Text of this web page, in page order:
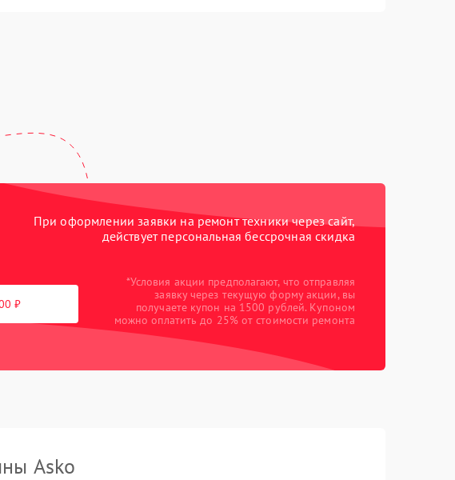
При оформлении заявки на ремонт техники через сайт,
действует персональная бессрочная скидка
₽
*Условия акции предполагают, что отправляя
заявку через текущую форму акции, вы
получаете купон на 1500 рублей. Купоном
можно оплатить до 25% от стоимости ремонта
Asko